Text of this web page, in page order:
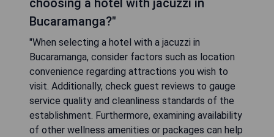
choosing a hotel with jacuzzi in
Bucaramanga?"
"When selecting a hotel with a jacuzzi in
Bucaramanga, consider factors such as location
convenience regarding attractions you wish to
visit. Additionally, check guest reviews to gauge
service quality and cleanliness standards of the
establishment. Furthermore, examining availability
of other wellness amenities or packages can help